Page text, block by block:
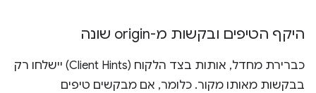
היקף הטיפים ובקשות מ-origin שונה
כברירת מחדל, אותות בצד הלקוח (Client Hints) יישלחו רק
בבקשות מאותו מקור. כלומר, אם מבקשים טיפים